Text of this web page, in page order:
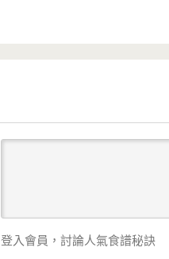
登入會員，討論人氣食譜秘訣